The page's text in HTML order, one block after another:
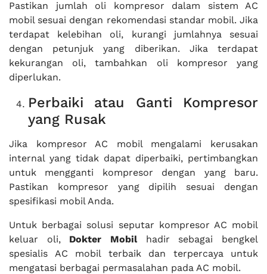
Pastikan jumlah oli kompresor dalam sistem AC
mobil sesuai dengan rekomendasi standar mobil. Jika
terdapat kelebihan oli, kurangi jumlahnya sesuai
dengan petunjuk yang diberikan. Jika terdapat
kekurangan oli, tambahkan oli kompresor yang
diperlukan.
Perbaiki atau Ganti Kompresor
yang Rusak
Jika kompresor AC mobil mengalami kerusakan
internal yang tidak dapat diperbaiki, pertimbangkan
untuk mengganti kompresor dengan yang baru.
Pastikan kompresor yang dipilih sesuai dengan
spesifikasi mobil Anda.
Untuk berbagai solusi seputar kompresor AC mobil
keluar oli, Dokter Mobilhadir sebagai bengkel
spesialis AC mobil terbaik dan terpercaya untuk
mengatasi berbagai permasalahan pada AC mobil.